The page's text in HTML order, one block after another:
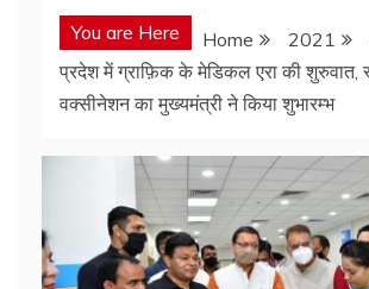
You are Here Home 2021
प्रदेश में ग्राफ़िक के मेडिकल एरा की शुरुवात,
वक्सीनेशन का मुख्यमंत्री ने किया शुभारम्भ